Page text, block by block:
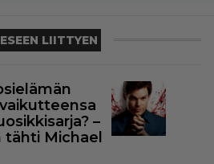
LIITTYEN
–
Michael